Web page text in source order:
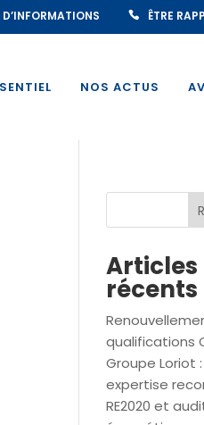
ÊTRE
NOS ACTUS
Articles
récents
qualifications
Groupe Loriot
expertise
RE2020 et